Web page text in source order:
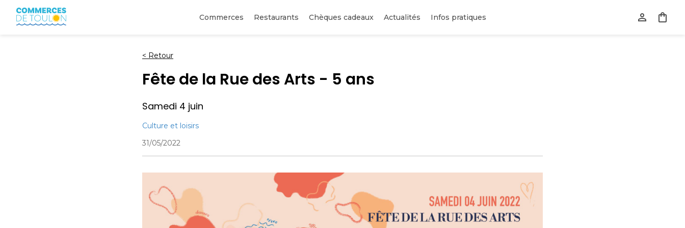
Commerces Restaurants Chèques cadeaux Actualités Infos pratiques
< Retour
Fête de la Rue des Arts - 5 ans
Samedi 4 juin
Culture et loisirs
31/05/2022